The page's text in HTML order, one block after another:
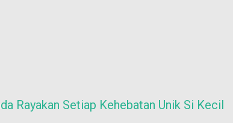
Rayakan Setiap Kehebatan Unik Si Kecil